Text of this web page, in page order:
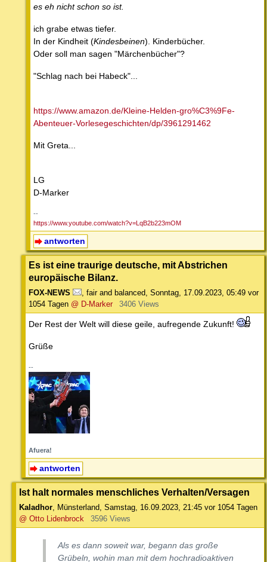
es eh nicht schon so ist.
ich grabe etwas tiefer.
In der Kindheit (Kindesbeinen). Kinderbücher.
Oder soll man sagen "Märchenbücher"?
"Schlag nach bei Habeck"...
https://www.amazon.de/Kleine-Helden-gro%C3%9Fe-
Abenteuer-Vorlesegeschichten/dp/3961291462
Mit Greta...
LG
D-Marker
--
https://www.youtube.com/watch?v=LqB2b223mOM
antworten
Es ist eine traurige deutsche, mit Abstrichen
europäische Bilanz.
FOX-NEWS fair and balanced Sonntag, 17.09.2023, 05:49 vor
1054 Tagen @ D-Marker 3406 Views
Der Rest der Welt will diese geile, aufregende Zukunft!
Grüße
--
Afuera!
antworten
Ist halt normales menschliches Verhalten/Versagen
Kaladhor Münsterland Samstag, 16.09.2023, 21:45 vor 1054 Tagen
@ Otto Lidenbrock
3596 Views
Als es dann soweit war, begann das große
Grübeln, wohin man mit dem hochradioaktiven